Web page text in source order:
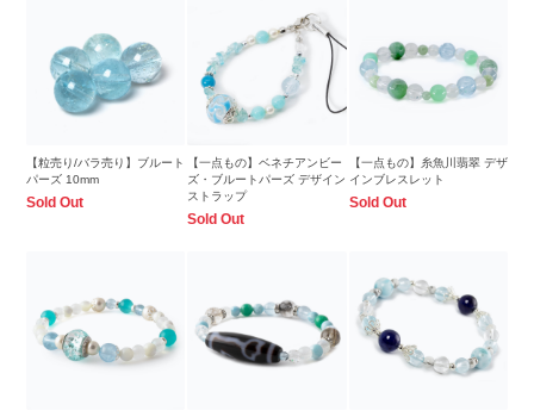
【粒売り/バラ売り】ブルート
パーズ 10mm
Sold Out
【一点もの】ベネチアンビー
ズ・ブルートパーズ デザイン
ストラップ
Sold Out
【一点もの】糸魚川翡翠 デザ
インブレスレット
Sold Out